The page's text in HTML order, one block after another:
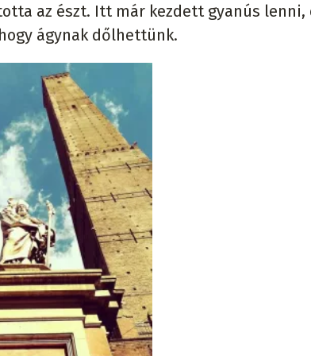
az észt. Itt már kezdett gyanús lenni,
ágynak dőlhettünk.